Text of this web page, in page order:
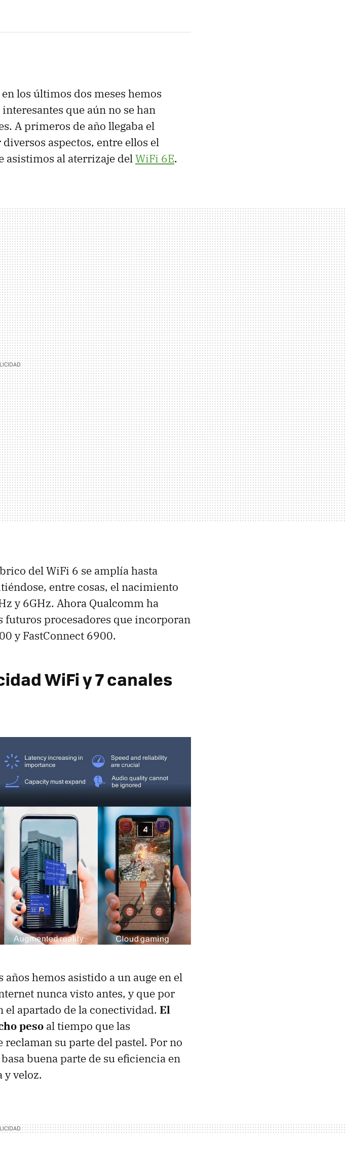
los últimos dos meses hemos
que aún no se han
A primeros de año llegaba el
aspectos, entre ellos el
asistimos al aterrizaje delWiFi 6E.
del WiFi 6 se amplía hasta
entre cosas, el nacimiento
y 6GHz. Ahora Qualcomm ha
futuros procesadores que incorporan
y FastConnect 6900.
WiFi y 7 canales
hemos asistido a un auge en el
nunca visto antes, y que por
el apartado de la conectividad. El
peso al tiempo que las
su parte del pastel. Por no
buena parte de su eficiencia en
veloz.